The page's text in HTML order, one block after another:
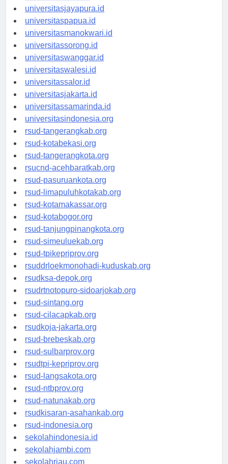
universitassofifi.id
universitasjayapura.id
universitaspapua.id
universitasmanokwari.id
universitassorong.id
universitaswanggar.id
universitaswalesi.id
universitassalor.id
universitasjakarta.id
universitassamarinda.id
universitasindonesia.org
rsud-tangerangkab.org
rsud-kotabekasi.org
rsud-tangerangkota.org
rsucnd-acehbaratkab.org
rsud-pasuruankota.org
rsud-limapuluhkotakab.org
rsud-kotamakassar.org
rsud-kotabogor.org
rsud-tanjungpinangkota.org
rsud-simeuluekab.org
rsud-tpikepriprov.org
rsuddrloekmonohadi-kuduskab.org
rsudksa-depok.org
rsudrtnotopuro-sidoarjokab.org
rsud-sintang.org
rsud-cilacapkab.org
rsudkoja-jakarta.org
rsud-brebeskab.org
rsud-sulbarprov.org
rsudtpi-kepriprov.org
rsud-langsakota.org
rsud-ntbprov.org
rsud-natunakab.org
rsudkisaran-asahankab.org
rsud-indonesia.org
sekolahindonesia.id
sekolahjambi.com